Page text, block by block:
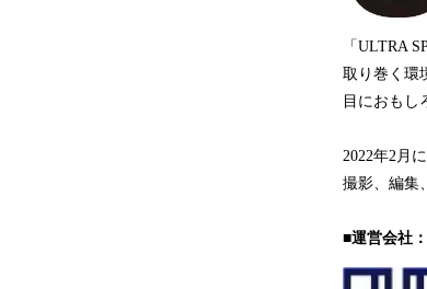
「ULTRA
取り巻く環
目におもし
2022年2月
撮影、編集
■運営会社